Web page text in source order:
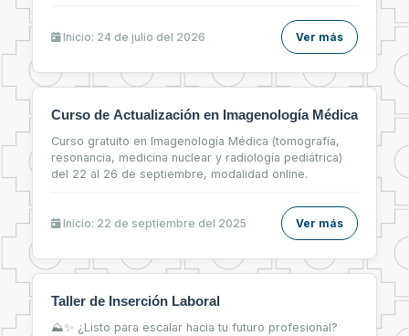
Inicio: 24 de julio del 2026 Ver más
Curso de Actualización en Imagenología Médica
Curso gratuito en Imagenología Médica (tomografía,
resonancia, medicina nuclear y radiología pediátrica)
del 22 al 26 de septiembre, modalidad online.
Inicio: 22 de septiembre del 2025 Ver más
Taller de Inserción Laboral
⛰✨ ¿Listo para escalar hacia tu futuro profesional?